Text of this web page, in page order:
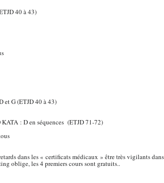
40 à 43)
et G (ETJD 40 à 43)
: D en séquences (ETJD 71-72)
dans les « certificats médicaux » être très vigilants
oblige, les 4 premiers cours sont gratuits..